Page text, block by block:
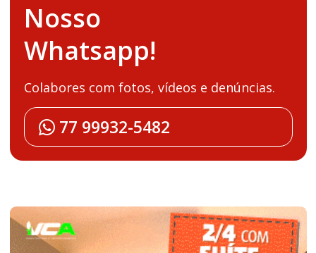
Nosso
Whatsapp!
Colabores com fotos, vídeos e denúncias.
77 99932-5482